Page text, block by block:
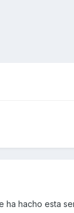
hacho esta